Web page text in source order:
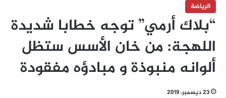
الرياضة
“بلاك أرمي” توجه خطابا شديدة
اللهجة: من خان الأسس ستظل
ألوانه منبوذة و مبادؤه مفقودة
23 ديسمبر، 2019